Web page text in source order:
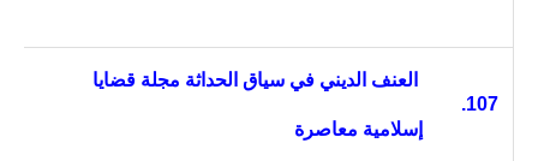
107.
العنف الديني في سياق الحداثة مجلة قضايا
إسلامية معاصرة